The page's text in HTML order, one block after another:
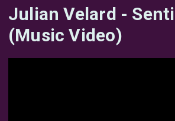
Julian Velard -
(Music Video)